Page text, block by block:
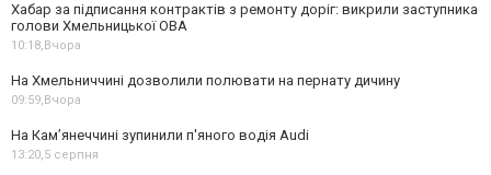
Хабар за підписання контрактів з ремонту доріг: викрили заступника
голови Хмельницької ОВА
10:18, Вчора
На Хмельниччині дозволили полювати на пернату дичину
09:59, Вчора
На Камʼянеччині зупинили п'яного водія Audi
13:20,5 серпня